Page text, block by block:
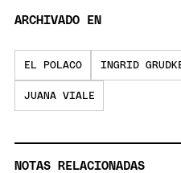
ARCHIVADO EN
EL POLACO INGRID
JUANA VIALE
NOTAS RELACIONADAS